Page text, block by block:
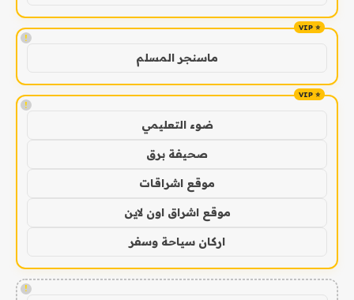
!
ماسنجر المسلم
!
ضوء التعليمي
صحيفة برق
موقع اشراقات
موقع اشراق اون لاين
اركان سياحة وسفر
!